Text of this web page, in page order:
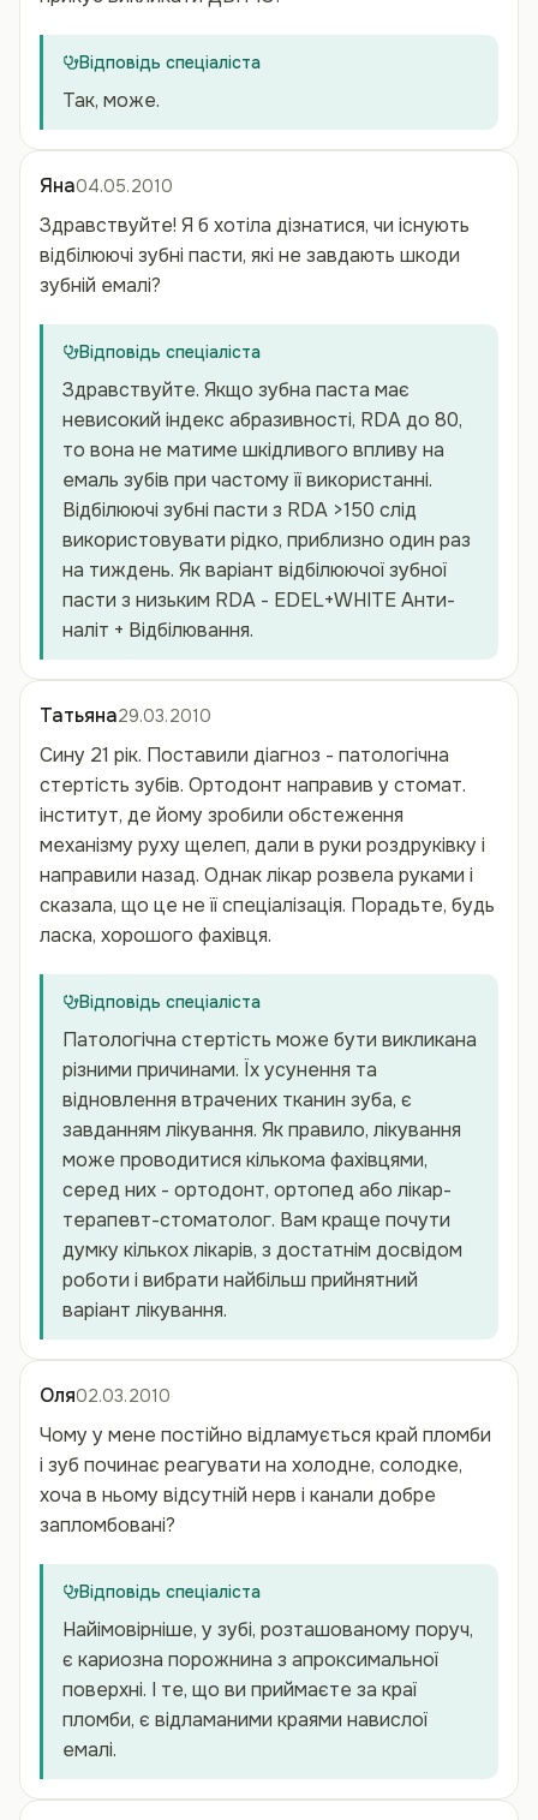
Відповідь спеціаліста
Так, може.
Яна04.05.2010
Здравствуйте! Я б хотіла дізнатися, чи існують
відбілюючі зубні пасти, які не завдають шкоди
зубній емалі?
Відповідь спеціаліста
Здравствуйте. Якщо зубна паста має
невисокий індекс абразивності, RDA до 80,
то вона не матиме шкідливого впливу на
емаль зубів при частому її використанні.
Відбілюючі зубні пасти з RDA >150 слід
використовувати рідко, приблизно один раз
на тиждень. Як варіант відбілюючої зубної
пасти з низьким RDA - EDEL+WHITE Анти-
наліт + Відбілювання.
Татьяна29.03.2010
Сину 21 рік. Поставили діагноз - патологічна
стертість зубів. Ортодонт направив у стомат.
інститут, де йому зробили обстеження
механізму руху щелеп, дали в руки роздруківку і
направили назад. Однак лікар розвела руками і
сказала, що це не її спеціалізація. Порадьте, будь
ласка, хорошого фахівця.
Відповідь спеціаліста
Патологічна стертість може бути викликана
різними причинами. Їх усунення та
відновлення втрачених тканин зуба, є
завданням лікування. Як правило, лікування
може проводитися кількома фахівцями,
серед них - ортодонт, ортопед або лікар-
терапевт-стоматолог. Вам краще почути
думку кількох лікарів, з достатнім досвідом
роботи і вибрати найбільш прийнятний
варіант лікування.
Оля02.03.2010
Чому у мене постійно відламується край пломби
і зуб починає реагувати на холодне, солодке,
хоча в ньому відсутній нерв і канали добре
запломбовані?
Відповідь спеціаліста
Найімовірніше, у зубі, розташованому поруч,
є кариозна порожнина з апроксимальної
поверхні. І те, що ви приймаєте за краї
пломби, є відламаними краями навислої
емалі.